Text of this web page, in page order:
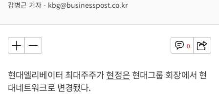
감병근 기자 - kbg@businesspost.co.kr
0
현대엘리베이터 최대주주가현정은현대그룹 회장에서 현
대네트워크로 변경됐다.